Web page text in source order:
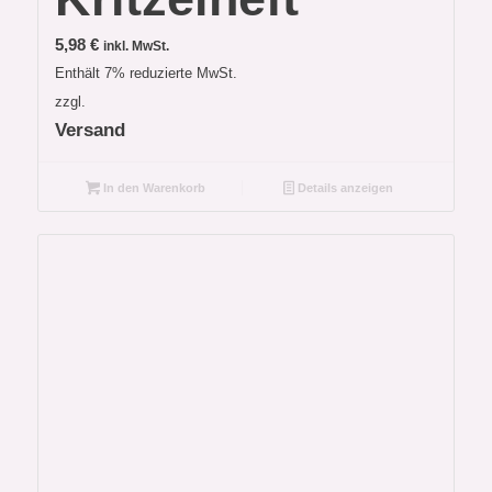
5,98 € inkl. MwSt.
Enthält 7% reduzierte MwSt.
zzgl.
Versand
In den Warenkorb Details anzeigen